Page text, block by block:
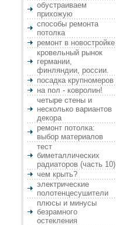
обустраиваем
прихожую
способы ремонта
потолка
ремонт в новостройке
кровельный рынок
германии,
финляндии, россии.
посадка крупномеров
на пол - ковролин!
четыре стены и
несколько вариантов
декора
ремонт потолка:
выбор материалов
тест
биметаллических
радиаторов (часть 10)
чем крыть?
электрические
полотенцесушители
плюсы и минусы
безрамного
остекления